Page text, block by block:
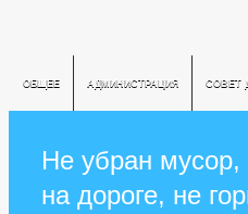
ОБЩЕЕ АДМИНИСТРАЦИЯ СОВЕТ
Не убран
на дороге, не